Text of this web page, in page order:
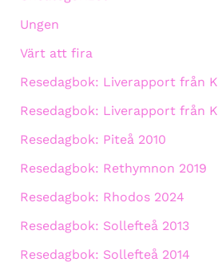
Ungen
Värt att fira
Resedagbok: Liverapport från
Resedagbok: Liverapport från
Resedagbok: Piteå 2010
Resedagbok: Rethymnon 2019
Resedagbok: Rhodos 2024
Resedagbok: Sollefteå 2013
Resedagbok: Sollefteå 2014